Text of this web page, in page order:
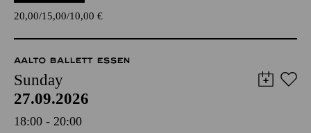
20,00 15,00 10,00 €
AALTO BALLETT ESSEN
Sunday
27.09.2026
18:00 - 20:00